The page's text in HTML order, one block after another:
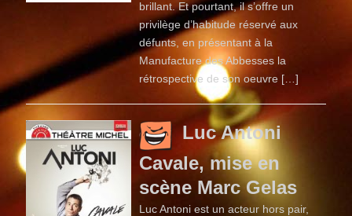
brillant. Et pourtant, il s’offre un
privilège d’habitude réservé aux
défunts, en présentant à la
Manufacture des Abbesses la
rétrospective de son oeuvre […]
Luc Antoni
Cavale, mise en
scène Marc Gelas
Luc Antoni est un acteur hors pair,